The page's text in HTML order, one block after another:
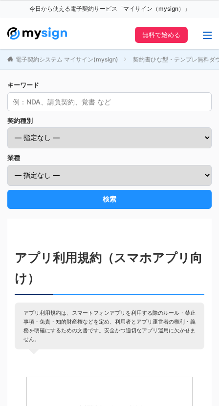
今日から使える電子契約サービス「マイサイン（mysign）」
無料で始める
電子契約システム マイサイン(mysign) 契約書ひな型・テンプレ無料ダ
キーワード
契約種別
業種
検索
アプリ利用規約（スマホアプリ向
け）
アプリ利用規約は、スマートフォンアプリを利用する際のルール・禁止
事項・免責・知的財産権などを定め、利用者とアプリ運営者の権利・義
務を明確にするための文書です。安全かつ適切なアプリ運用に欠かせま
せん。